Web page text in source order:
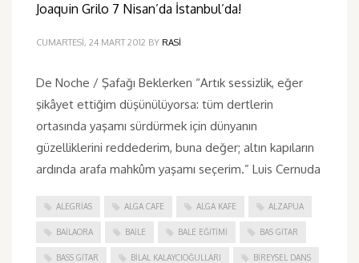
Joaquin Grilo 7 Nisan’da İstanbul’da!
CUMARTESI, 24 MART 2012 BY RASI
De Noche / Şafağı Beklerken “Artık sessizlik, eğer
şikâyet ettiğim düşünülüyorsa: tüm dertlerin
ortasında yaşamı sürdürmek için dünyanın
güzelliklerini reddederim, buna değer; altın kapıların
ardında arafa mahkûm yaşamı seçerim.” Luis Cernuda
ALEGRIAS ALGA CAFE ALGA KAFE ALZAPUA
BAILAORA BAILE BALE EĞITIMI BAS GITAR
BASS GITAR BILAL KALAYCIOĞULLARI BIREYSEL DANS